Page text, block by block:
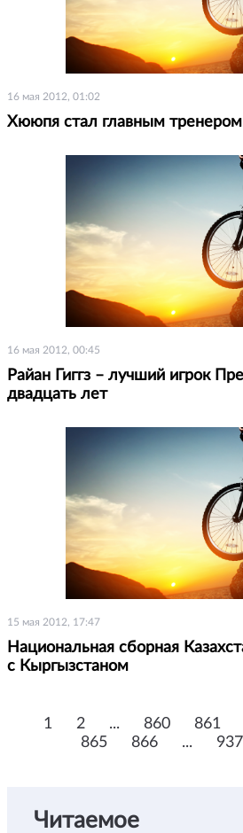
16 мая 2012, 01:02
Хююпя стал главным тренером
16 мая 2012, 00:45
Райан Гиггз – лучший игрок
двадцать лет
15 мая 2012, 17:47
Национальная сборная
с Кыргызстаном
1 2 ... 860 861
865
866 ... 937
Читаемое